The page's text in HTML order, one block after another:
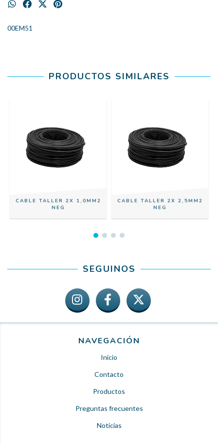
00EM51
PRODUCTOS SIMILARES
CABLE TALLER 2X 1,0MM2
NEG
CABLE TALLER 2X 2,5MM2
NEG
SEGUINOS
NAVEGACIÓN
Inicio
Contacto
Productos
Preguntas frecuentes
Noticias